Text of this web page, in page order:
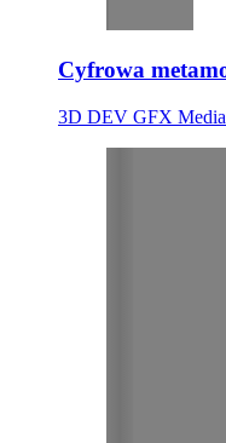
Cyfrowa
3D DEV GFX Media